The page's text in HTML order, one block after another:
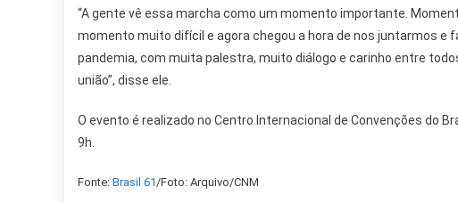
“A gente vê essa marcha como um momento importante.
momento muito difícil e agora chegou a hora de nos juntarmos e
pandemia, com muita palestra, muito diálogo e carinho entre
união”, disse ele.
O evento é realizado no Centro Internacional de Convenções do
9h.
Fonte: Brasil 61/Foto: Arquivo/CNM